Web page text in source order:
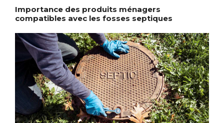
Importance des produits ménagers
compatibles avec les fosses septiques